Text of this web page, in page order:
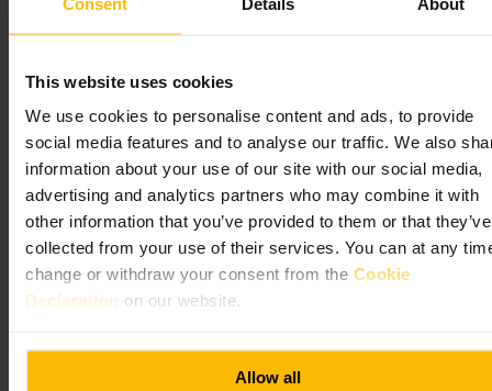
This website uses cookies
We use cookies to personalise content and ads, to provide
social media features and to analyse our traffic. We also
information about your use of our site with our social media,
advertising and analytics partners who may combine it with
other information that you’ve provided to them or that they’ve
collected from your use of their services. You can at any
change or withdraw your consent from the Cookie
Declaration on our website.
Allow all
of Edinburgh Council och Scottish Enterprise.
Saker att göra i
Edinburghs stadskärna